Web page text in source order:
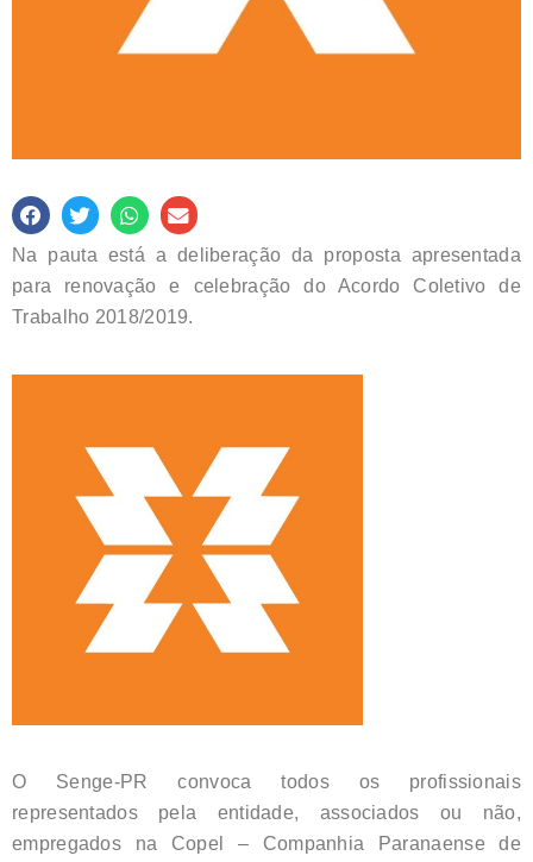
Na pauta está a deliberação da proposta apresentada
para renovação e celebração do Acordo Coletivo de
Trabalho 2018/2019.
O Senge-PR convoca todos os profissionais
representados pela entidade, associados ou não,
empregados na Copel – Companhia Paranaense de